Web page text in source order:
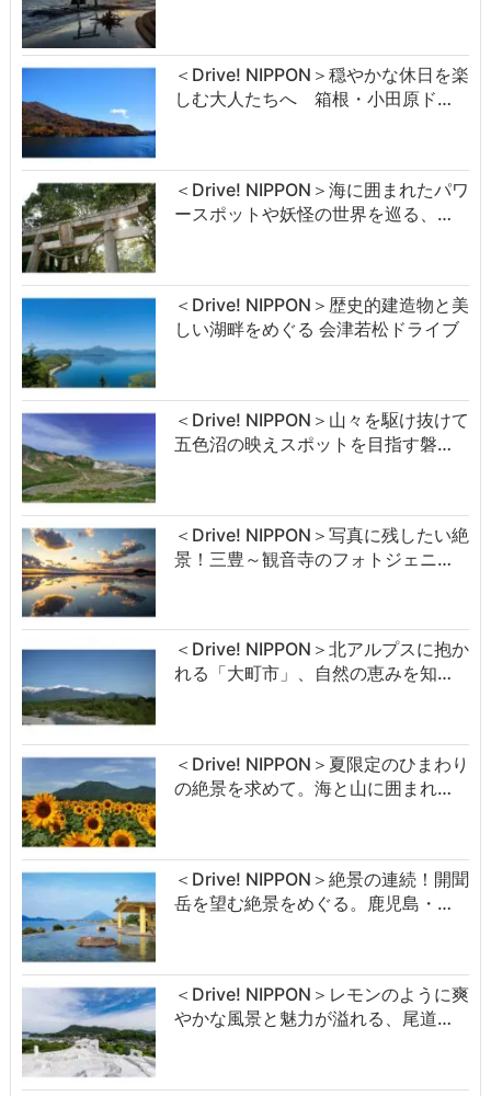
＜Drive! NIPPON＞穏やかな休日を楽
しむ大人たちへ 箱根・小田原ド…
＜Drive! NIPPON＞海に囲まれたパワ
ースポットや妖怪の世界を巡る、…
＜Drive! NIPPON＞歴史的建造物と美
しい湖畔をめぐる 会津若松ドライブ
＜Drive! NIPPON＞山々を駆け抜けて
五色沼の映えスポットを目指す磐…
＜Drive! NIPPON＞写真に残したい絶
景！三豊～観音寺のフォトジェニ…
＜Drive! NIPPON＞北アルプスに抱か
れる「大町市」、自然の恵みを知…
＜Drive! NIPPON＞夏限定のひまわり
の絶景を求めて。海と山に囲まれ…
＜Drive! NIPPON＞絶景の連続！開聞
岳を望む絶景をめぐる。鹿児島・…
＜Drive! NIPPON＞レモンのように爽
やかな風景と魅力が溢れる、尾道…